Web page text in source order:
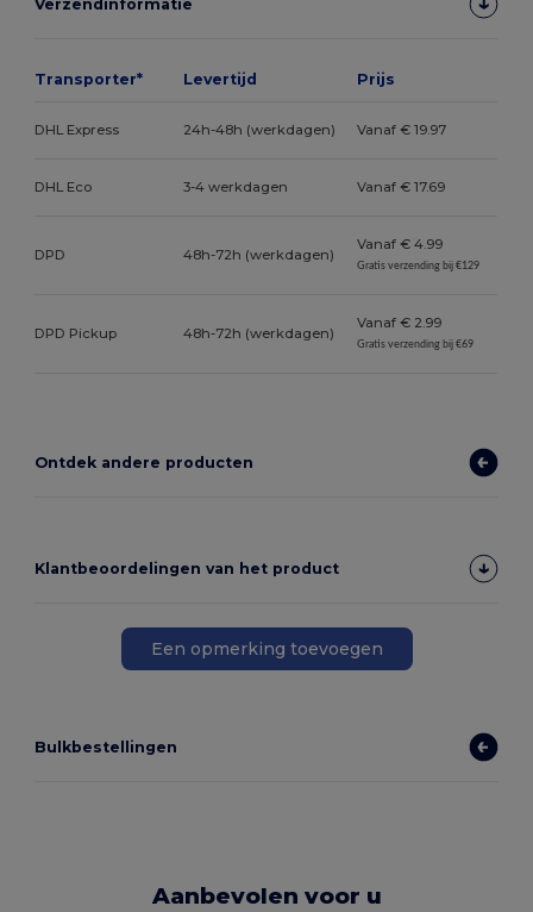
Verzendinformatie
Transporter* Levertijd Prijs
DHL Express 24h-48h (werkdagen) Vanaf € 19.97
DHL Eco 3-4 werkdagen Vanaf € 17.69
DPD 48h-72h (werkdagen)
Vanaf € 4.99
Gratis verzending bij €129
DPD Pickup 48h-72h (werkdagen)
Vanaf € 2.99
Gratis verzending bij €69
Ontdek andere producten
Klantbeoordelingen van het product
Een opmerking toevoegen
Bulkbestellingen
Aanbevolen voor u